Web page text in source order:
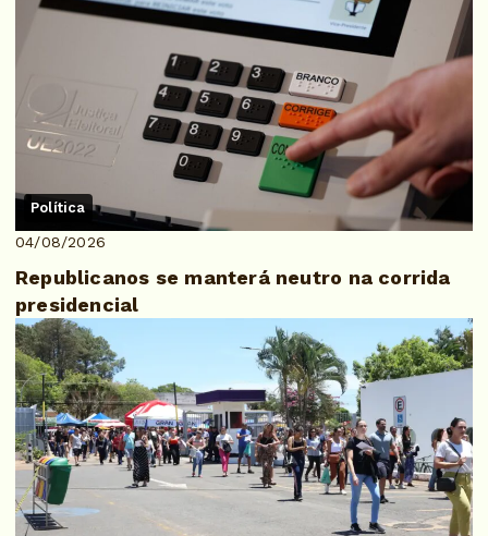
Política
04/08/2026
Republicanos se manterá neutro na corrida
presidencial